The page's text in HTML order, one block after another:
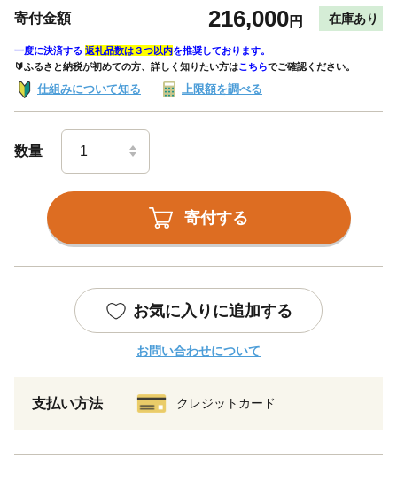
寄付金額 216,000円 在庫あり
一度に決済する 返礼品数は３つ以内を推奨しております。
🔰ふるさと納税が初めての方、詳しく知りたい方はこちらでご確認ください。
仕組みについて知る 上限額を調べる
数量
寄付する
お気に入りに追加する
お問い合わせについて
支払い方法 クレジットカード